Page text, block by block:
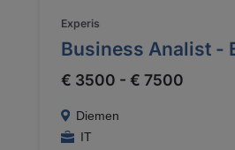
Experis
Business Analist -
€ 3500 - € 7500
Diemen
IT